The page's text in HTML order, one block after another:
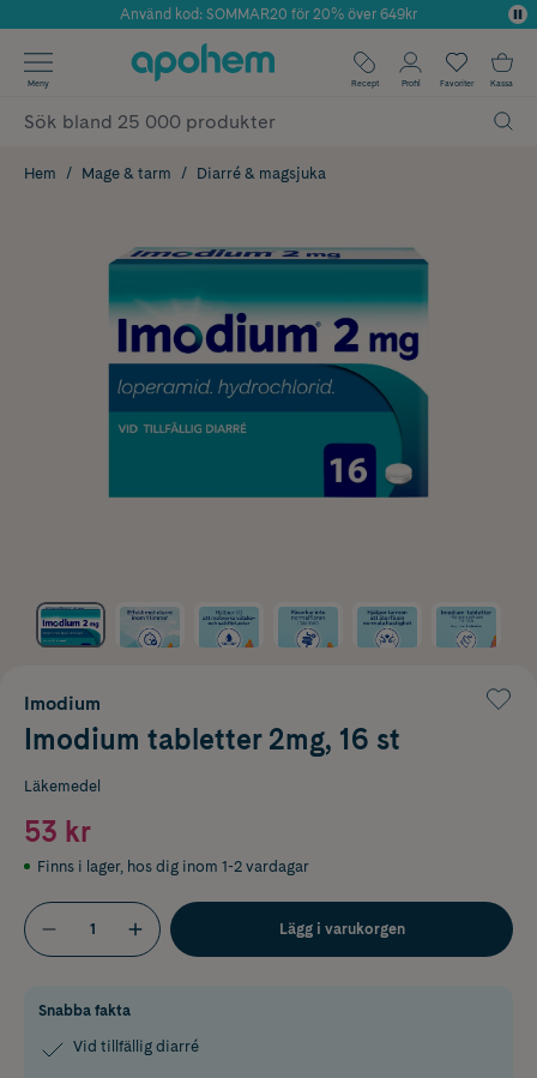
Årets Butik 2025 inom Skönhet
Använd kod: SOMMAR20 för 20% över 649kr
✓ Fri frakt
✓ Poäng på alla köp*
Meny Recept Profil Favoriter Kassa
Hem Mage & tarm Diarré & magsjuka
Imodium
Imodium tabletter 2mg, 16 st
Läkemedel
53 kr
Finns i lager, hos dig inom 1-2 vardagar
Lägg i varukorgen
Snabba fakta
Vid tillfällig diarré